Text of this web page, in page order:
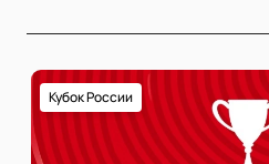
Кубок России